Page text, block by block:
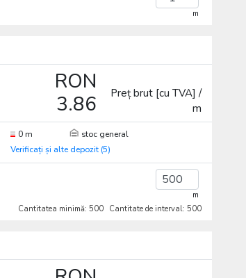
m
RON
3.86
Preț brut [cu TVA] /
m
0 m
stoc general
Verificați și alte depozit (5)
m
Cantitatea minimă: 500 Cantitate de interval: 500